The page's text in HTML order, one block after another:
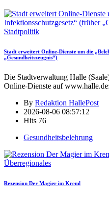
Stadtpolitik
Stadt erweitert Online-Dienste um die
„Gesundheitszeugnis“)
Die Stadtverwaltung Halle
Online-Dienste auf www.halle.de:
By Redaktion HallePost
2026-08-06 08:57:12
Hits 76
Gesundheitsbelehrung
Überregionales
Rezension Der Magier im Kreml